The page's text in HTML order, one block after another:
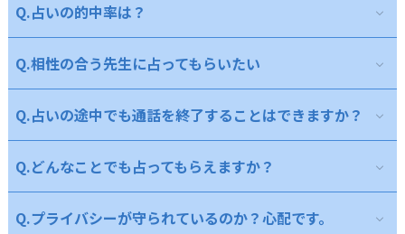
おります。ご不安のある方も、気軽に安心してご利用できるサ
イトとなっております。
また、初めての電話占いでご心配な方におすすめな方法は、お
電話をお掛けになる前に、お手元にご相談内容のメモ等をご用
意いただくことです。
スムーズに会話を進められるだけでなく、貴重なお時間も効率
よく活用していただけるので、是非お試し下さい。
A.人になかなか相談できないお悩みや、面と向かっては言いづ
話占いでは、どのようなご相談内容でも真摯に受け止め、お客
様にとって最良の解決への道をご提案させていただきます。
Q.占いの的中率は？
A.ニーケでは、実績・実力のある優秀な先生方が沢山在籍して
がる場合もございます。
こういった場合、お客様のご相談内容と相性の良い占い師をマ
ッチングすることができる『コンシェルジュ』というサービス
をニーケでは行っております。一度お気軽にご相談ください。
Q.相性の合う先生に占ってもらいたい
A.占い師の先生方のプロフィールをご覧いただきますと、先生
ばと存じます。また、当ニーケ事務局には「コンシェルジュ」
という、お客様と相性のいい占い師の先生をご紹介するサービ
スもございます。話し方やお伝えの仕方などのご希望をいただ
けましたら、相性のいい先生をご紹介することも可能ですの
Q.占いの途中でも通話を終了することはできますか？
A.お客様のお好きなタイミングで電話をお切りいただくことが
こまでで結構です。」など、一言添えて電話をお切りいただけ
Q.どんなことでも占ってもらえますか？
A.ご相談内容が下記に該当する場合、ご相談をお受けしかねま
Q.プライバシーが守られているのか？心配です。